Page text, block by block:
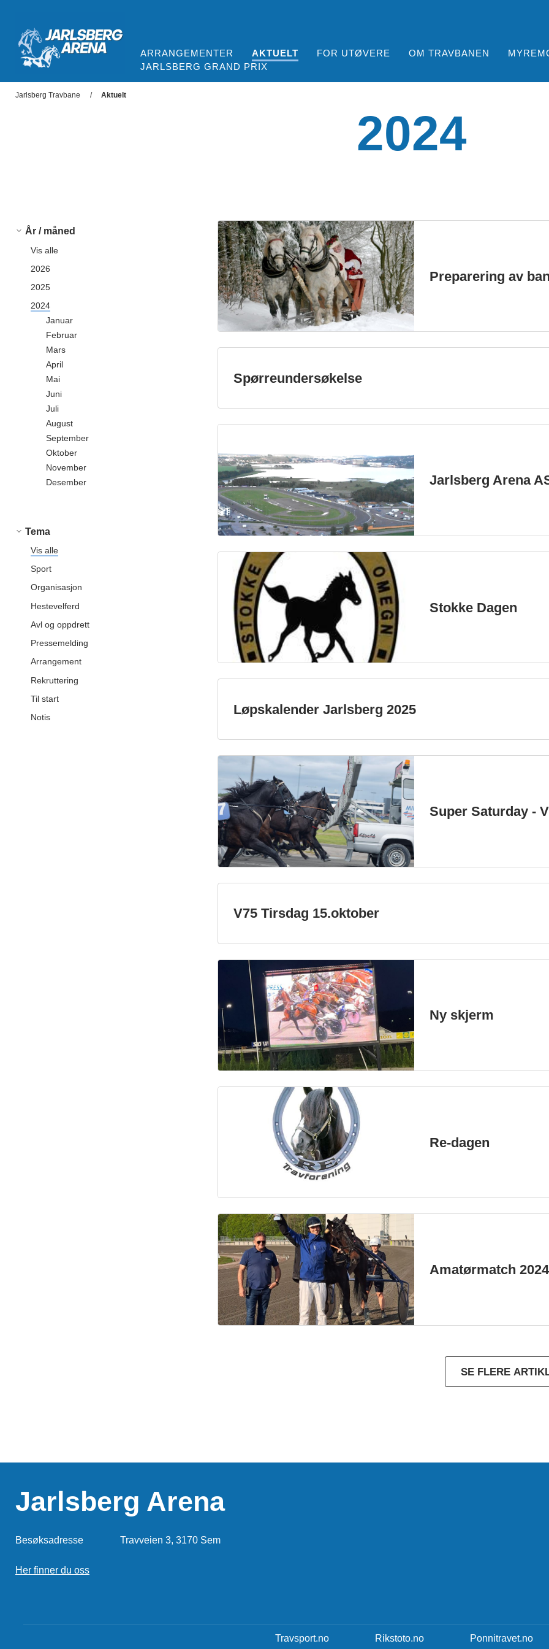
ARRANGEMENTER AKTUELT FOR UTØVERE OM TRAVBANEN
JARLSBERG GRAND PRIX
Jarlsberg Travbane Aktuelt
2024
År / måned
Vis alle
2026
2025
2024
Januar
Februar
Mars
April
Mai
Juni
Juli
August
September
Oktober
November
Desember
Tema
Vis alle
Sport
Organisasjon
Hestevelferd
Avl og oppdrett
Pressemelding
Arrangement
Rekruttering
Til start
Notis
Preparering av
Spørreundersøkelse
Jarlsberg Arena
Stokke Dagen
Løpskalender Jarlsberg 2025
Super Saturday -
V75 Tirsdag 15.oktober
Ny skjerm
Re-dagen
Amatørmatch 2024
SE FLERE
Jarlsberg Arena
Besøksadresse Travveien 3, 3170 Sem
Her finner du oss
Travsport.no Rikstoto.no Ponnitravet.no